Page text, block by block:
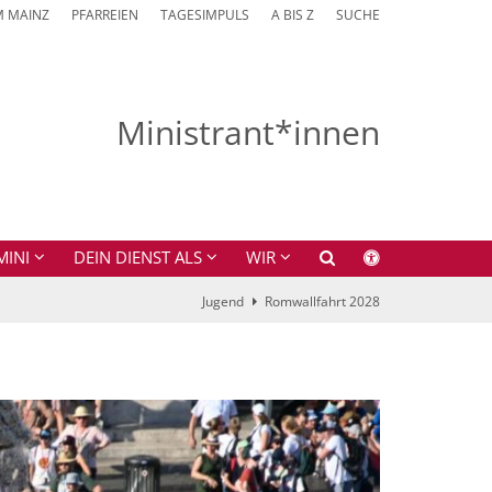
MAINZ PFARREIEN TAGESIMPULS A BIS Z SUCHE
Ministrant*innen
DEIN DIENST ALS WIR
Jugend Romwallfahrt 2028